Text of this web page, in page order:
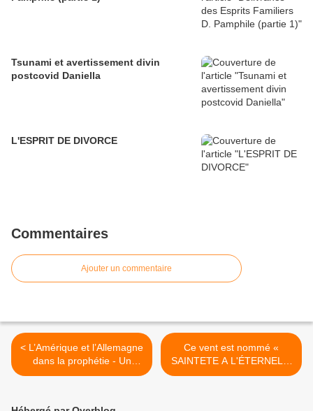
Tsunami et avertissement divin
postcovid Daniella
L'ESPRIT DE DIVORCE
Commentaires
Ajouter un commentaire
< L’Amérique et l’Allemagne
dans la prophétie - Un
affrontement entre les
Ce vent est nommé «
SAINTETE A L'ÉTERNEL »
D. MINOR >